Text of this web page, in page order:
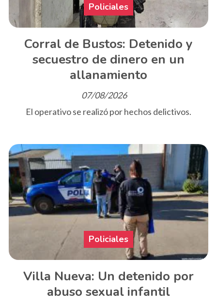
Corral de Bustos: Detenido y
secuestro de dinero en un
allanamiento
Policiales
07/08/2026
El operativo se realizó por hechos delictivos.
Villa Nueva: Un detenido por
abuso sexual infantil
Policiales